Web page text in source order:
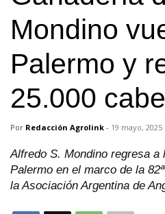
Mondino
Palermo y
25.000
Por Redacción Agrolink - 19 mayo, 2025
Alfredo S. Mondino regresa a
Palermo en el marco de la
la Asociación Argentina de